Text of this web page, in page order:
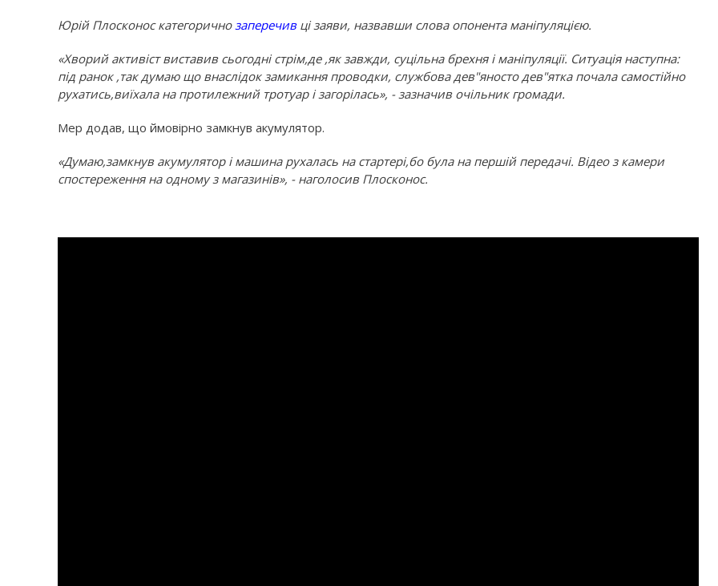
Юрій Плосконос категоричнозаперечив ці заяви, назвавши слова опонента маніпуляцією.
«Хворий активіст виставив сьогодні стрім,де ,як завжди, суцільна брехня і маніпуляції. Ситуація наступна:
під ранок ,так думаю що внаслідок замикання проводки, службова дев"яносто дев"ятка почала самостійно
рухатись,виїхала на протилежний тротуар і загорілась», - зазначив очільник громади.
Мер додав, що ймовірно замкнув акумулятор.
«Думаю,замкнув акумулятор і машина рухалась на стартері,бо була на першій передачі. Відео з камери
спостереження на одному з магазинів», - наголосив Плосконос.